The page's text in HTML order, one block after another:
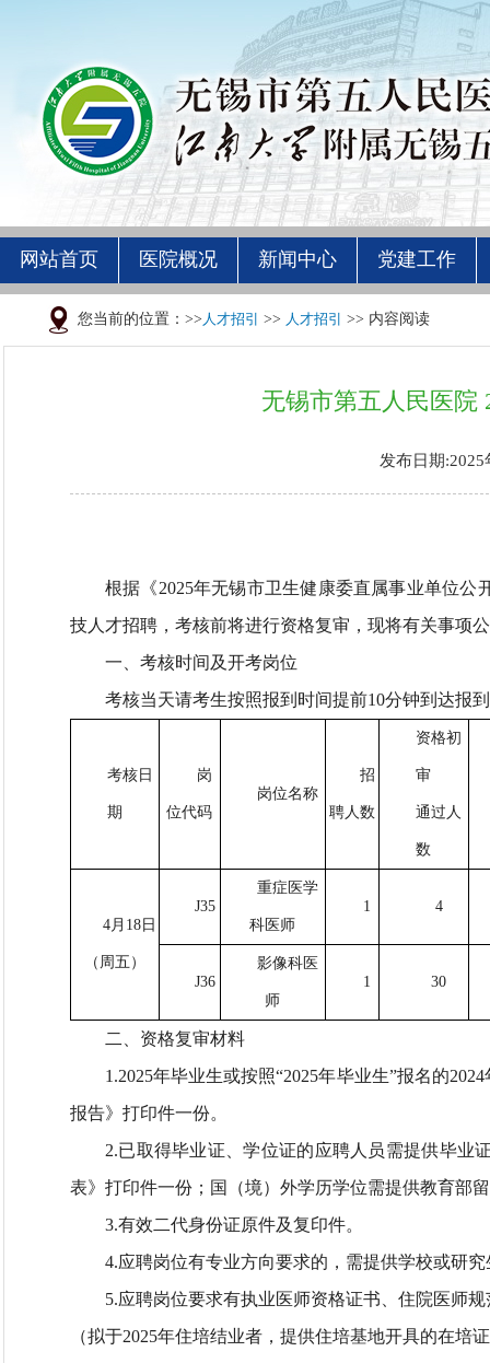
网站首页 医院概况 新闻中心 党建工作
您当前的位置：>> 人才招引 >> 人才招引 >> 内容阅读
无锡市第五人民医院
发布日期:2025
根据《2025年无锡市卫生健康委直属事业单位
技人才招聘，考核前将进行资格复审，现将有关事项
一、考核时间及开考岗位
考核当天请考生按照报到时间提前10分钟到达报
考核日
期
岗
位代码
岗位名称
招
聘人数
资格初
审
通过人
数
4月18日
（周五）
J35
重症医学
科医师
1 4
J36
影像科医
师
1 30
二、资格复审材料
1.2025年毕业生或按照“2025年毕业生”报名的
报告》打印件一份。
2.已取得毕业证、学位证的应聘人员需提供毕业
表》打印件一份；国（境）外学历学位需提供教育部
3.有效二代身份证原件及复印件。
4.应聘岗位有专业方向要求的，需提供学校或研
5.应聘岗位要求有执业医师资格证书、住院医师
（拟于2025年住培结业者，提供住培基地开具的在培